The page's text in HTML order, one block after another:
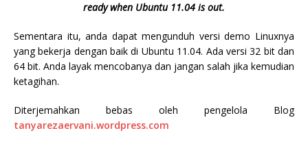
ready when Ubuntu 11.04 is out.
Sementara itu, anda dapat mengunduh versi demo Linuxnya
yang bekerja dengan baik di Ubuntu 11.04. Ada versi 32 bit dan
64 bit. Anda layak mencobanya dan jangan salah jika kemudian
ketagihan.
Diterjemahkan bebas oleh pengelola Blog
tanyarezaervani.wordpress.com